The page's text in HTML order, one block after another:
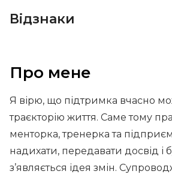
Про мене
Я вірю, що підтримка вчасно
траєкторію життя. Саме тому
менторка, тренерка та
надихати, передавати досвід і
з’являється ідея змін.
Відзнаки